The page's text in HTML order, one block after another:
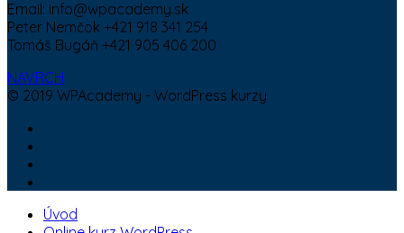
Email: info@wpacademy.sk
Peter Nemčok +421 918 341 254
Tomáš Bugáň +421 905 406 200
NAVRCH
© 2019 WPAcademy - WordPress kurzy
Úvod